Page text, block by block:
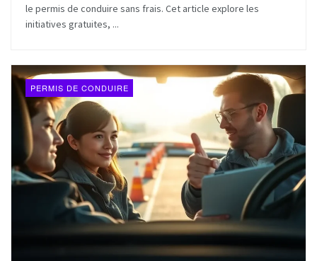
le permis de conduire sans frais. Cet article explore les
initiatives gratuites, ...
PERMIS DE CONDUIRE